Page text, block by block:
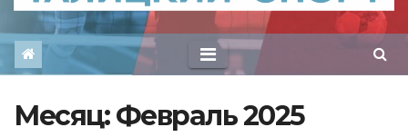
Месяц:Февраль 2025